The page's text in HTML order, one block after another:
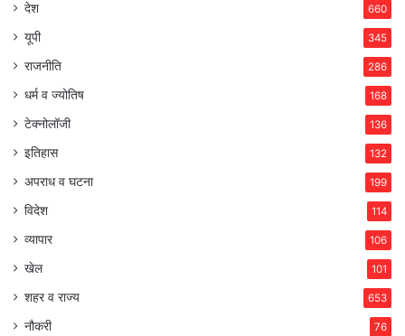
देश 660
यूपी 345
राजनीति 286
धर्म व ज्योतिष 168
टेक्नोलॉजी 136
इतिहास 132
अपराध व घटना 199
विदेश 114
व्यापार 106
खेल 101
शहर व राज्य 653
नौकरी 76